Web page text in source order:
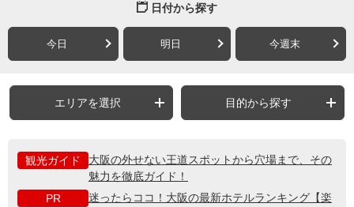
日付から探す
今日 明日 今週末
エリアを選択 目的から探す
観光ガイド
大阪の外せない王道スポットから穴場まで、その
魅力を徹底ガイド！
PR
迷ったらココ！大阪の最新ホテルランキング【楽